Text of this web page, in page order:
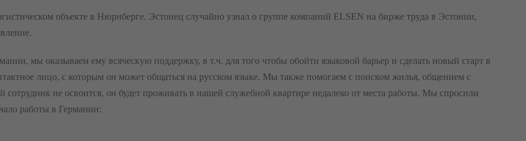
объекте в Нюрнберге. Эстонец случайно узнал о группе компаний ELSEN на бирже труда в Эстонии,
мы оказываем ему всяческую поддержку, в т.ч. для того чтобы обойти языковой барьер и сделать новый старт в
лицо, с которым он может общаться на русском языке. Мы также помогаем с поиском жилья, общением с
не освоится, он будет проживать в нашей служебной квартире недалеко от места работы. Мы спросили
работы в Германии: